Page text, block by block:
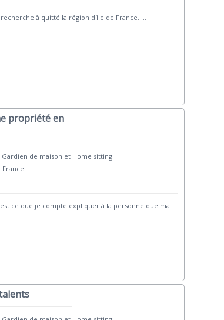
à quitté la région d'île de France.
propriété en
Gardien de maison et Home sitting
France
ce que je compte expliquer à la personne que ma